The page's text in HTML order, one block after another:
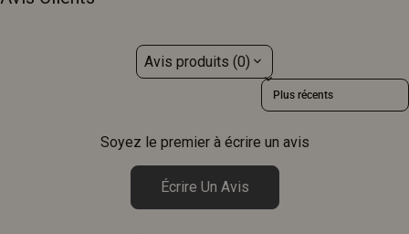
Avis produits (0)
Sort reviews by
Soyez le premier à écrire un avis
Écrire Un Avis